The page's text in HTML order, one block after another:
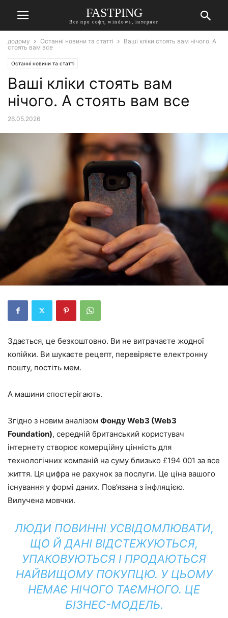
FASTPING
Все про софт, windows, інтернет
додому Останні новини та статті
Ваші кліки стоять вам нічого. А
стоять вам все
Останні новини та статті
Ваші кліки стоять вам
нічого. А стоять вам все
26.05.2026
Здається, це безкоштовно. Ви не витрачаєте жодної
копійки. Ви шукаєте рецепт, перевіряєте електронну
пошту, постіть мем.
А машини спостерігають.
Згідно з новим аналізом Фонду Web3 (Web3
Foundation), середній британський користувач
інтернету створює комерційну цінність для
технологічних компаній на суму близько £194 001 за все
життя. Ця цифра не рахунок за послуги. Це ціна вашого
існування у формі даних. Пов’язана з інфляцією.
Вилучена мовчки.
ЛЮДИ ПОВИННІ УСВІДОМЛЮВАТИ,
ЩО Й ДАНІ ВІДСТЕЖУЮТЬСЯ,
УПАКОВУЮТЬСЯ І ПРОДАЮТЬСЯ
НАЙВИЩОМУ ПОКУПЦЮ. У ЦЬОМУ
НЕМАЄ НІЧОГО ТАЄМНОГО. ЦЕ
БІЗНЕС-МОДЕЛЬ.